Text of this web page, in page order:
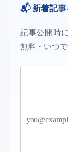
📬 新着記事
記事公開時
無料・いつ